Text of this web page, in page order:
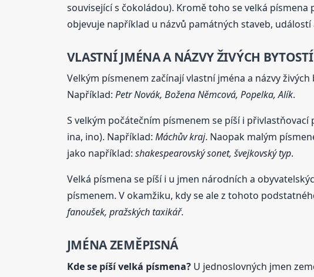
související s čokoládou). Kromě toho se velká
objevuje například u názvů památných staveb, událostí
VLASTNÍ JMÉNA A NÁZVY ŽIVÝCH BYTOSTÍ
Velkým písmenem začínají vlastní jména a názvy
Například: Petr Novák, Božena Němcová, Popelka, Alík.
S velkým počátečním písmenem se píší i
ina, ino). Například: Máchův kraj. Naopak malým
jako například: shakespearovský sonet, švejkovský typ.
Velká písmena se píší i u jmen národních a
písmenem. V okamžiku, kdy se ale z tohoto
fanoušek, pražských taxikář.
JMÉNA ZEMĚPISNÁ
Kde se píší velká písmena?U jednoslovných jmen